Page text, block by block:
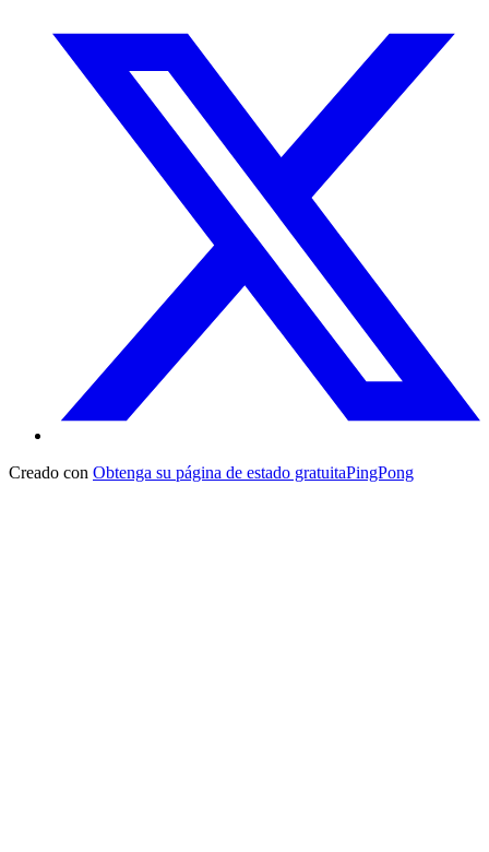
Creado con Obtenga su página de estado gratuitaPingPong